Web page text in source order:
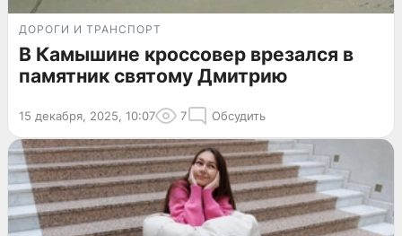
ДОРОГИ И ТРАНСПОРТ
В Камышине кроссовер врезался в
памятник святому Дмитрию
15 декабря, 2025, 10:07 7 Обсудить